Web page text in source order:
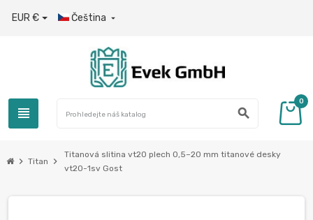
EUR € Čeština 
view_headline search
0
chevron_right Titan chevron_right
Titanová slitina vt20 plech 0,5–20 mm titanové desky
vt20-1sv Gost